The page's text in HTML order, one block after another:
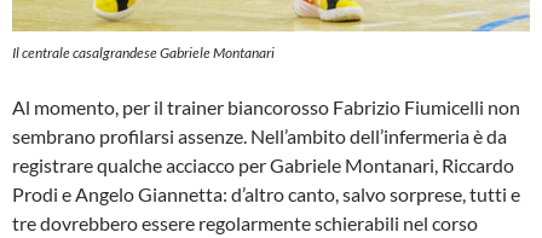
Il centrale casalgrandese Gabriele Montanari
Al momento, per il trainer biancorosso Fabrizio Fiumicelli non
sembrano profilarsi assenze. Nell’ambito dell’infermeria è da
registrare qualche acciacco per Gabriele Montanari, Riccardo
Prodi e Angelo Giannetta: d’altro canto, salvo sorprese, tutti e
tre dovrebbero essere regolarmente schierabili nel corso